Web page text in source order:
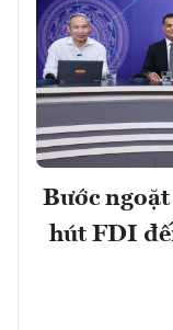
Bước
hút FDI